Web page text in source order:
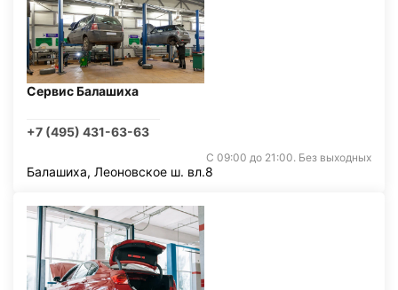
Сервис Балашиха
+7 (495) 431-63-63
С 09:00 до 21:00. Без выходных
Балашиха, Леоновское ш. вл.8